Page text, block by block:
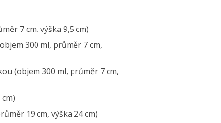
7 cm, výška 9,5 cm)
300 ml, průměr 7 cm,
(objem 300 ml, průměr 7 cm,
19 cm, výška 24 cm)